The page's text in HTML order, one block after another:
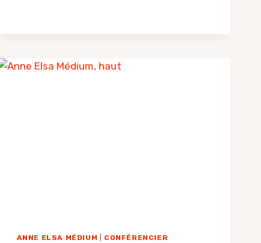
2026
ANNE ELSA MÉDIUM CONFÉRENCIER